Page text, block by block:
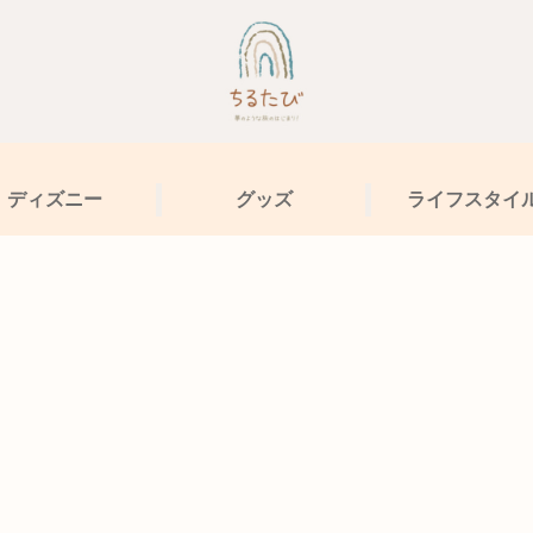
ディズニー グッズ ライフスタイ